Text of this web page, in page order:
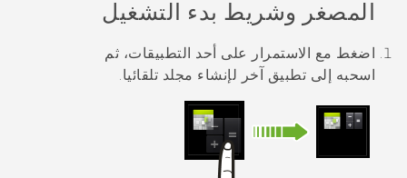
البرامج + التطبيقات
الدعم
المصغر وشريط بدء التشغيل
اضغط مع الاستمرار على أحد التطبيقات، ثم
اسحبه إلى تطبيق آخر لإنشاء مجلد تلقائيا.